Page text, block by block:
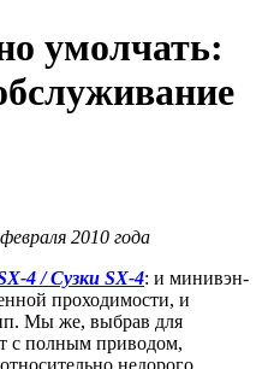
умолчать:
2010 года
4 / Сузки SX-4: и минивэн-
проходимости, и
Мы же, выбрав для
с полным приводом,
недорого